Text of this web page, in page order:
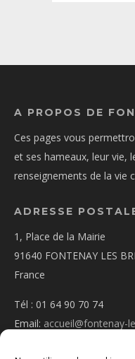
A PROPOS DE
Ces pages vous
et ses hameaux, leur vie,
renseignements de la vie
ADRESSE
1, Place de la Mairie
91640 FONTENAY LES
France
Tél : 01 64 90 70 74
Email: accueil@fontenay-